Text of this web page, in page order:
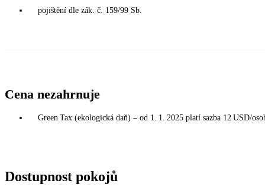
pojištění dle zák. č. 159/99 Sb.
Cena nezahrnuje
Green Tax (ekologická daň) – od 1. 1. 2025 platí sazba 12 USD/
Dostupnost pokojů